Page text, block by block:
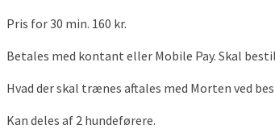
Pris for 30 min. 160 kr.
Betales med kontant eller Mobile Pay. Skal
Hvad der skal trænes aftales med Morten ved
Kan deles af 2 hundeførere.